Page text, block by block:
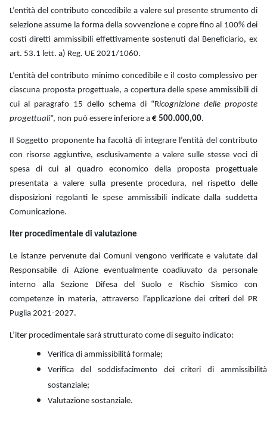
L’entità del contributo concedibile a valere sul presente strumento di
selezione assume la forma della sovvenzione e copre fino al 100% dei
costi diretti ammissibili effettivamente sostenuti dal Beneficiario, ex
art. 53.1 lett. a) Reg. UE 2021/1060.
L’entità del contributo minimo concedibile e il costo complessivo per
ciascuna proposta progettuale, a copertura delle spese ammissibili di
cui al paragrafo 15 dello schema di “Ricognizione delle proposte
progettuali”, non può essere inferiore a € 500.000,00.
Il Soggetto proponente ha facoltà di integrare l’entità del contributo
con risorse aggiuntive, esclusivamente a valere sulle stesse voci di
spesa di cui al quadro economico della proposta progettuale
presentata a valere sulla presente procedura, nel rispetto delle
disposizioni regolanti le spese ammissibili indicate dalla suddetta
Comunicazione.
Iter procedimentale di valutazione
Le istanze pervenute dai Comuni vengono verificate e valutate dal
Responsabile di Azione eventualmente coadiuvato da personale
interno alla Sezione Difesa del Suolo e Rischio Sismico con
competenze in materia, attraverso l’applicazione dei criteri del PR
Puglia 2021-2027.
L’iter procedimentale sarà strutturato come di seguito indicato:
Verifica di ammissibilità formale;
Verifica del soddisfacimento dei criteri di ammissibilità
sostanziale;
Valutazione sostanziale.